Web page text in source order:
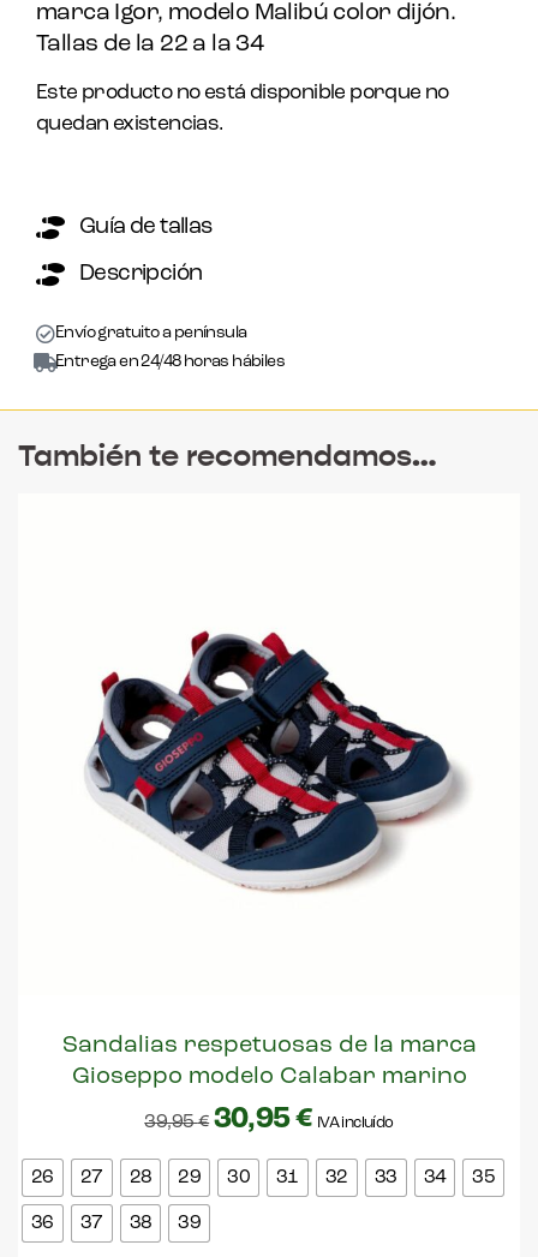
marca Igor, modelo Malibú color dijón.
Tallas de la 22 a la 34
Este producto no está disponible porque no
quedan existencias.
Guía de tallas
Descripción
Envío gratuito a península
Entrega en 24/48 horas hábiles
También te recomendamos…
Sandalias respetuosas de la marca
Gioseppo modelo Calabar marino
39,95€ 30,95€ IVA incluído
26 27 28 29 30 31 32 33 34 35
36 37 38 39